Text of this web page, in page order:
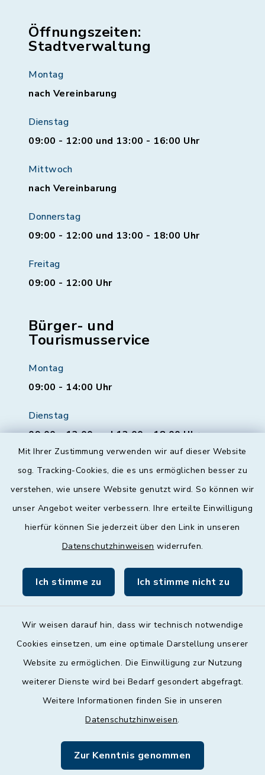
Mit Ihrer Zustimmung verwenden wir auf dieser Website
sog. Tracking-Cookies, die es uns ermöglichen besser zu
verstehen, wie unsere Website genutzt wird. So können wir
unser Angebot weiter verbessern. Ihre erteilte Einwilligung
hierfür können Sie jederzeit über den Link in unseren
Datenschutzhinweisen widerrufen.
Ich stimme zu Ich stimme nicht zu
Wir weisen darauf hin, dass wir technisch notwendige
Cookies einsetzen, um eine optimale Darstellung unserer
Website zu ermöglichen. Die Einwilligung zur Nutzung
weiterer Dienste wird bei Bedarf gesondert abgefragt.
Weitere Informationen finden Sie in unseren
Datenschutzhinweisen.
Zur Kenntnis genommen
Öffnungszeiten:
Stadtverwaltung
Montag
nach Vereinbarung
Dienstag
09:00 - 12:00 und 13:00 - 16:00 Uhr
Mittwoch
nach Vereinbarung
Donnerstag
09:00 - 12:00 und 13:00 - 18:00 Uhr
Freitag
09:00 - 12:00 Uhr
Bürger- und
Tourismusservice
Montag
09:00 - 14:00 Uhr
Dienstag
09:00 - 12:00 und 13:00 - 18:00 Uhr
Donnerstag
09:00 - 12:00 und 13:00 - 18:00 Uhr
09:00 - 12:00 Uhr
Barrierefreiheit
Impressum